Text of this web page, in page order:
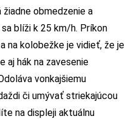
obmedzenie a
blíži k 25 km/h. Príkon
na kolobežke je vidieť, že je
aj hák na zavesenie
vonkajšiemu
či umývať striekajúcou
na displeji aktuálnu